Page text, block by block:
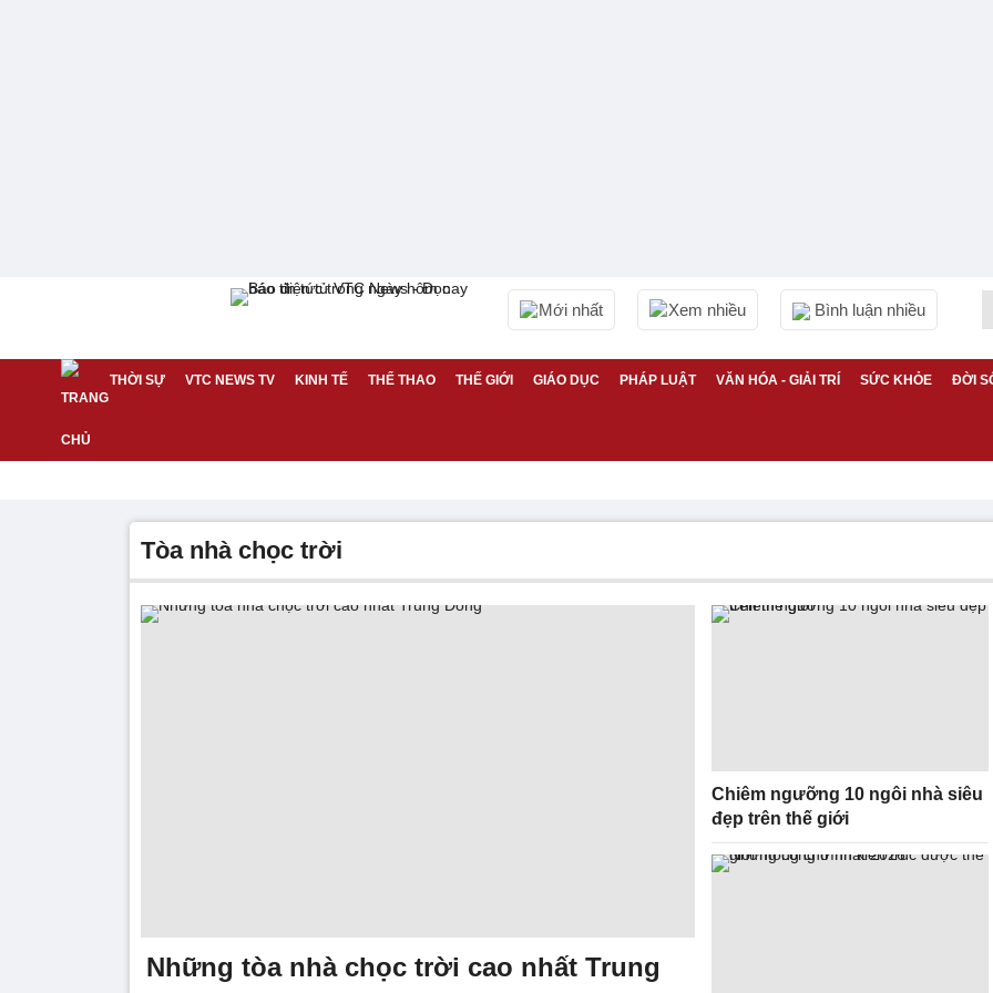
Mới nhất Xem nhiều Bình luận nhiều
THỜI SỰ VTC NEWS TV KINH TẾ THỂ THAO THẾ GIỚI GIÁO DỤC PHÁP LUẬT VĂN HÓA - GIẢI TRÍ SỨC KHỎE ĐỜI
tòa nhà chọc trời
Những tòa nhà chọc trời cao nhất Trung
Chiêm ngưỡng 10 ngôi nhà siêu
đẹp trên thế giới